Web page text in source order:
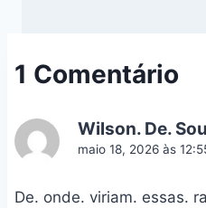
1 Comentário
Wilson. De.
maio 18, 2026 às
De. onde. viriam. essas.